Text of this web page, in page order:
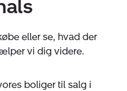
eller se, hvad der
vi dig videre.
boliger til salg i